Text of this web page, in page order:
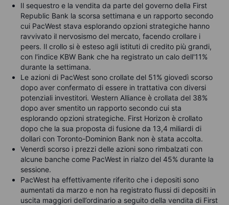
Il sequestro e la vendita da parte del governo della First
Republic Bank la scorsa settimana e un rapporto secondo
cui PacWest stava esplorando opzioni strategiche hanno
ravvivato il nervosismo del mercato, facendo crollare i
peers. Il crollo si è esteso agli istituti di credito più grandi,
con l'indice KBW Bank che ha registrato un calo dell'11%
durante la settimana.
Le azioni di PacWest sono crollate del 51% giovedì scorso
dopo aver confermato di essere in trattativa con diversi
potenziali investitori. Western Alliance è crollata del 38%
dopo aver smentito un rapporto secondo cui sta
esplorando opzioni strategiche. First Horizon è crollato
dopo che la sua proposta di fusione da 13,4 miliardi di
dollari con Toronto-Dominion Bank non è stata accolta.
Venerdì scorso i prezzi delle azioni sono rimbalzati con
alcune banche come PacWest in rialzo del 45% durante la
sessione.
PacWest ha effettivamente riferito che i depositi sono
aumentati da marzo e non ha registrato flussi di depositi in
uscita maggiori dell’ordinario a seguito della vendita di First